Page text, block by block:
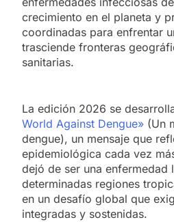
crecimiento en el planeta y
coordinadas para enfrentar
trasciende fronteras
sanitarias.
La edición 2026 se
World Against Dengue» (Un
dengue), un mensaje que
epidemiológica cada vez
dejó de ser una enfermedad
determinadas regiones
en un desafío global que
integradas y sostenidas.